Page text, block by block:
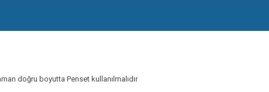
doğru boyutta Penset kullanılmalıdır